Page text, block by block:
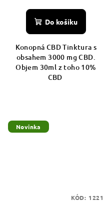
Do košíku
Konopná CBD Tinktura s
obsahem 3000 mg CBD.
Objem 30ml z toho 10%
CBD
Novinka
KÓD: 1221